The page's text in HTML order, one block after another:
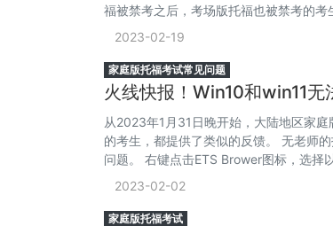
福被禁考之后，考场版托福也被禁考的
要的！ 这名考生在考家
2023-02-19
家庭版托福考试常见问题
火线快报！Win10和win11
从2023年1月31日晚开始，大陆地区家
的考生，都提供了类似的反馈。 无老师
问题。 右键点击ETS Brower图标，选择
2023-02-02
家庭版托福考试